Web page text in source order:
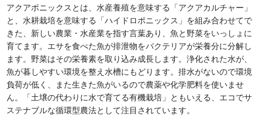
アクアポニックスとは、水産養殖を意味する「アクアカルチャー」
と、水耕栽培を意味する「ハイドロポニックス」を組み合わせてで
きた、新しい農業・水産業を指す言葉あり、魚と野菜をいっしょに
育てます。エサを食べた魚が排泄物をバクテリアが栄養分に分解し
ます。野菜はその栄養素を取り込み成長します。浄化された水が、
魚が暮しやすい環境を整え水槽にもどります。排水がないので環境
負荷が低く、また生きた魚がいるので農薬や化学肥料を使いませ
ん。「土壌の代わりに水で育てる有機栽培」ともいえる、エコでサ
ステナブルな循環型農法として注目されています。